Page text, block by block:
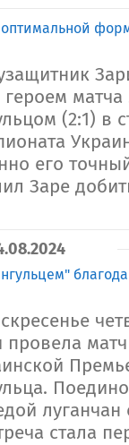
героем матча
(2:1) в
его
Заре
провела
луганчан
стала